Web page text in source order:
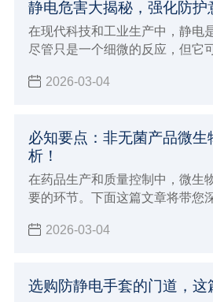
静电危害大揭秘，强化防护
在现代科技和工业生产中，静电
尽管只是一个细微的反应，但它
篇文章您一定要点进来看看，防
2026-03-04
必知要点：非无菌产品微生
析！
在药品生产和质量控制中，微生
要的环节。下面这篇文章将带您
2026-03-04
选购防静电手套的门道，这